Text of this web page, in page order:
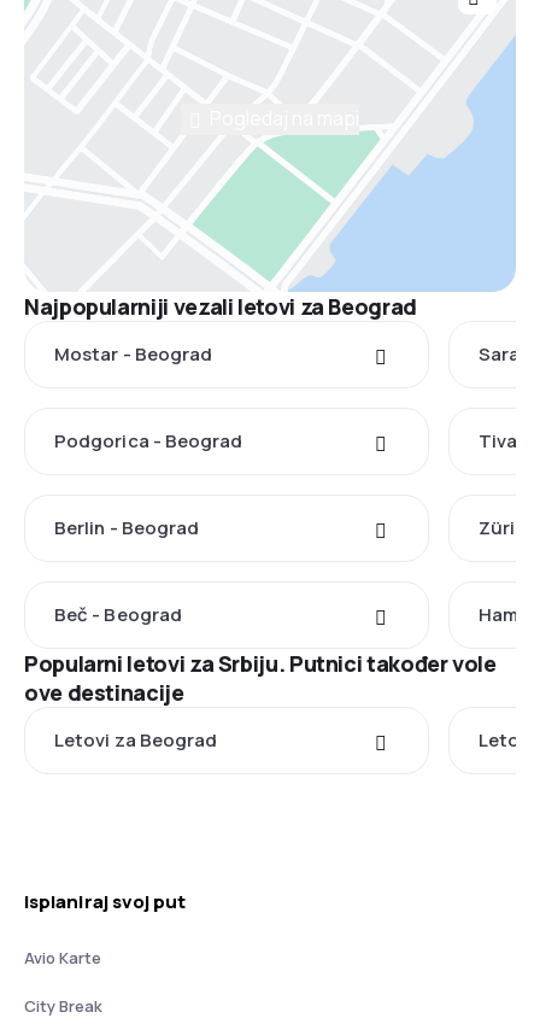
Najpopularniji vezali letovi za Beograd
Mostar - Beograd
Podgorica - Beograd Tivat
Berlin - Beograd
Beč - Beograd
Popularni letovi za Srbiju. Putnici također vole
ove destinacije
Letovi za Beograd Letovi
Isplaniraj svoj put
Avio Karte
City Break